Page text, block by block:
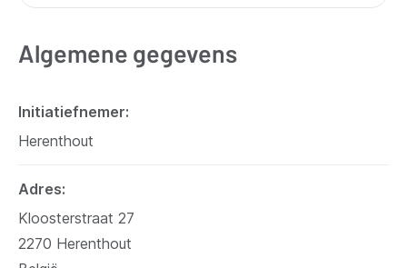
Algemene gegevens
Initiatiefnemer
Herenthout
Adres
Kloosterstraat 27
2270 Herenthout